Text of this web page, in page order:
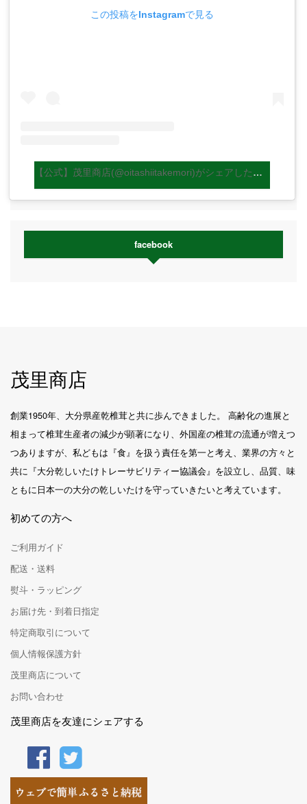
この投稿をInstagramで見る
【公式】茂里商店(@oitashiitakemori)がシェアした投稿
facebook
茂里商店
創業1950年、大分県産乾椎茸と共に歩んできました。 高齢化の進展と
相まって椎茸生産者の減少が顕著になり、外国産の椎茸の流通が増えつ
つありますが、私どもは『食』を扱う責任を第一と考え、業界の方々と
共に『大分乾しいたけトレーサビリティー協議会』を設立し、品質、味
ともに日本一の大分の乾しいたけを守っていきたいと考えています。
初めての方へ
ご利用ガイド
配送・送料
熨斗・ラッピング
お届け先・到着日指定
特定商取引について
個人情報保護方針
茂里商店について
お問い合わせ
茂里商店を友達にシェアする